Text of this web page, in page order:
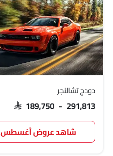
دودج تشالنجر
SAR 189,750 - 291,813
شاهد عروض أغسطس